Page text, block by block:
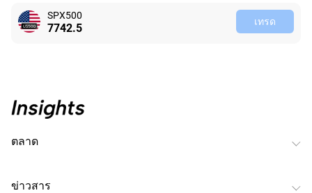
SPX500
7742.5 เทรด
ตลาด
ข่าวสาร